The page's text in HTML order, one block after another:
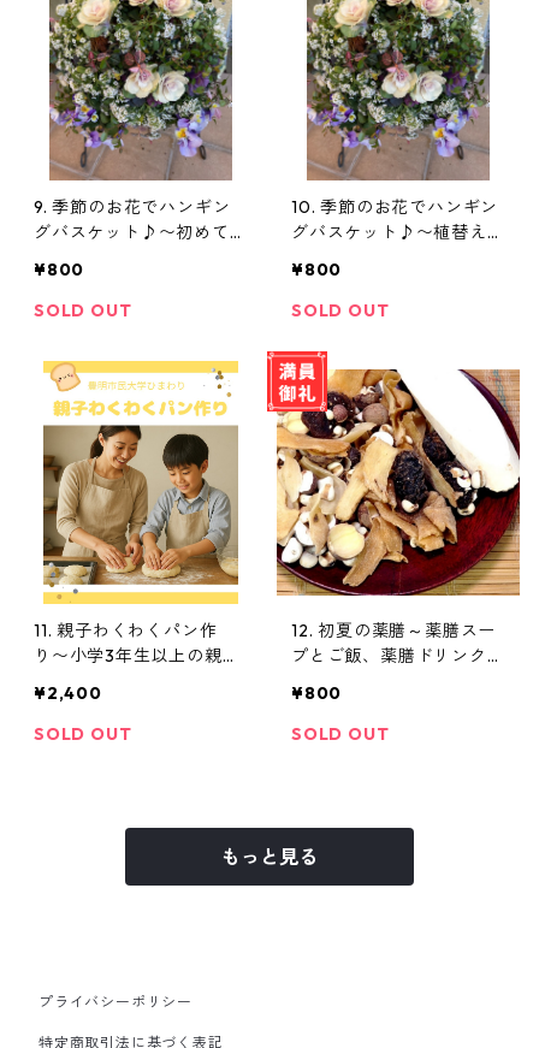
9. 季節のお花でハンギン
グバスケット♪〜初めて
¥800
SOLD OUT
10. 季節のお花でハンギン
グバスケット♪〜植替え
¥800
SOLD OUT
11. 親子わくわくパン作
り〜小学3年生以上の親子
¥2,400
SOLD OUT
12. 初夏の薬膳～薬膳スー
プとご飯、薬膳ドリンク作
¥800
SOLD OUT
もっと見る
プライバシーポリシー
特定商取引法に基づく表記